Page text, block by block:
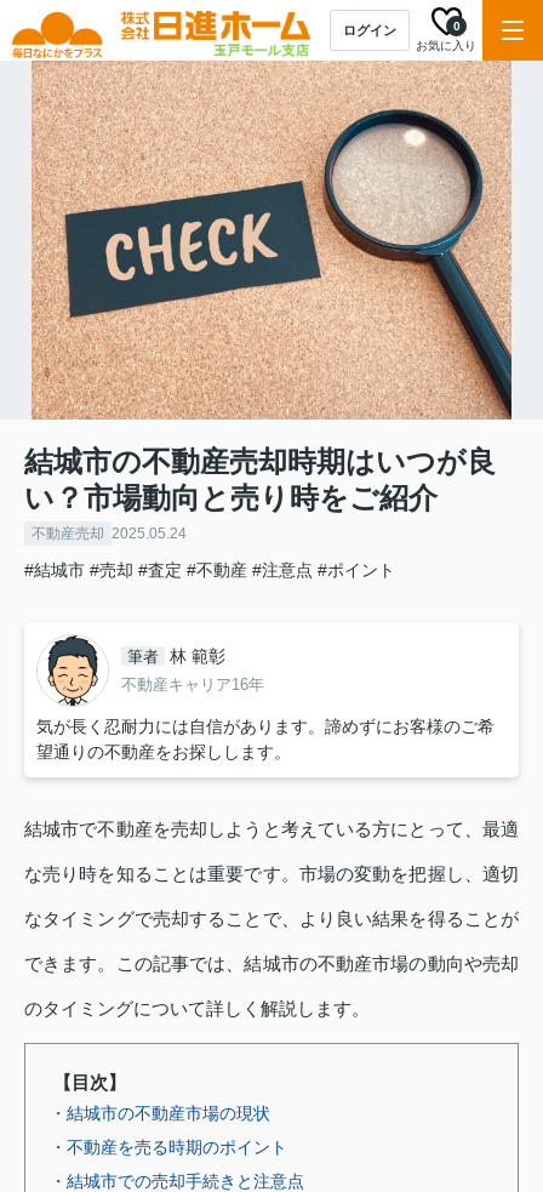
ログイン
お気に入り
0
結城市の不動産売却時期はいつが良
い？市場動向と売り時をご紹介
不動産売却 2025.05.24
#結城市 #売却 #査定 #不動産 #注意点 #ポイント
筆者 林 範彰
不動産キャリア16年
気が長く忍耐力には自信があります。諦めずにお客様のご希
望通りの不動産をお探しします。
結城市で不動産を売却しようと考えている方にとって、最適
な売り時を知ることは重要です。市場の変動を把握し、適切
なタイミングで売却することで、より良い結果を得ることが
できます。この記事では、結城市の不動産市場の動向や売却
のタイミングについて詳しく解説します。
【目次】
・結城市の不動産市場の現状
・不動産を売る時期のポイント
・結城市での売却手続きと注意点